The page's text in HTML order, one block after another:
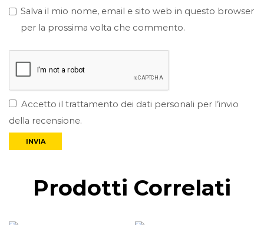
Salva il mio nome, email e sito web in questo browser
per la prossima volta che commento.
Accetto il trattamento dei dati personali per l’invio
della recensione.
Prodotti Correlati